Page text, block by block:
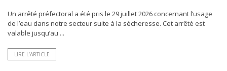
Un arrêté préfectoral a été pris le 29 juillet 2026 concernant l’usage
de l’eau dans notre secteur suite à la sécheresse. Cet arrêté est
valable jusqu’au ...
LIRE L’ARTICLE